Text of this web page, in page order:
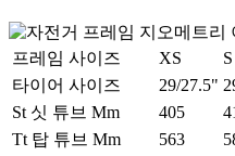
프레임 사이즈 XS S
타이어 사이즈
29/27.5"
St 싯 튜브 Mm
405
Tt 탑 튜브 Mm
563